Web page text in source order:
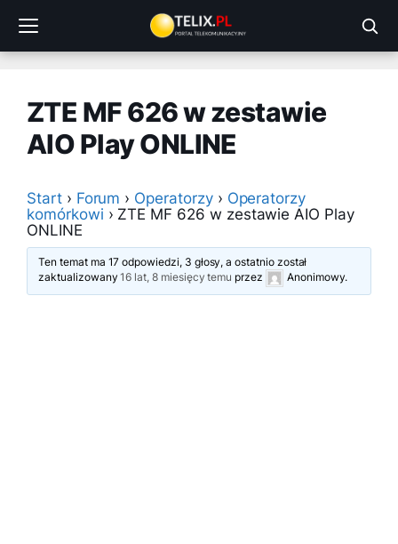
treści
ZTE MF 626 w zestawie
AIO Play ONLINE
Start › Forum › Operatorzy › Operatorzy
komórkowi › ZTE MF 626 w zestawie AIO Play
ONLINE
Ten temat ma 17 odpowiedzi, 3 głosy, a ostatnio został
zaktualizowany16 lat, 8 miesięcy temu przez Anonimowy.